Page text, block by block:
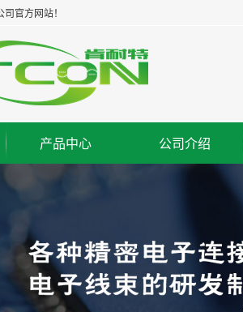
官方网站！
产品中心
浙江板对板连接器--公座
浙江板对板连接器--牛角
浙江板对线连接器--WAFER
浙江FPC/FFC连接器
公司介绍
经营理念
组织架构
荣誉资质